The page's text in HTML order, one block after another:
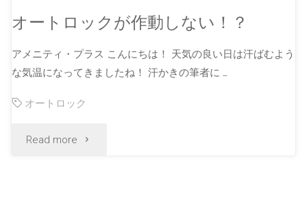
オートロックが作動しない！？
アメニティ・プラス こんにちは！ 天気の良い日は汗ばむよう
な気温になってきましたね！ 汗かきの筆者に …
オートロック
Read more